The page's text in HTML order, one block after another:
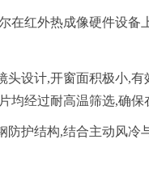
在红外热成像硬件设备
头设计,开窗面积极小,
均经过耐高温筛选,确保
防护结构,结合主动风